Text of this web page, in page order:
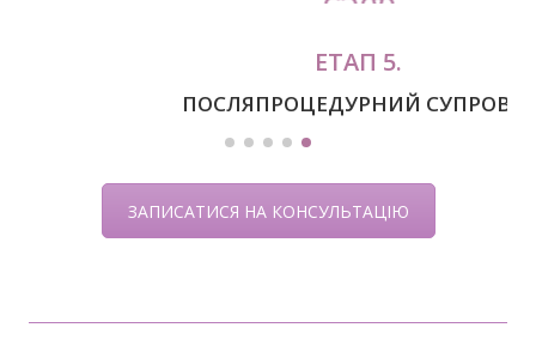
ПОСЛЯПРОЦЕДУРНИЙ СУПРОВІД
ЗАПИСАТИСЯ НА КОНСУЛЬТАЦІЮ